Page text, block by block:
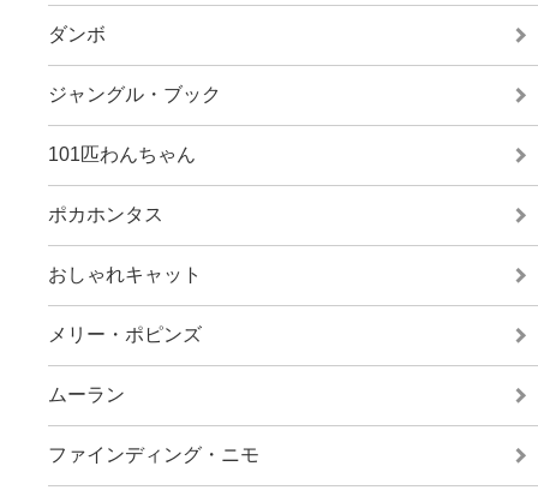
ダンボ
ジャングル・ブック
101匹わんちゃん
ポカホンタス
おしゃれキャット
メリー・ポピンズ
ムーラン
ファインディング・ニモ